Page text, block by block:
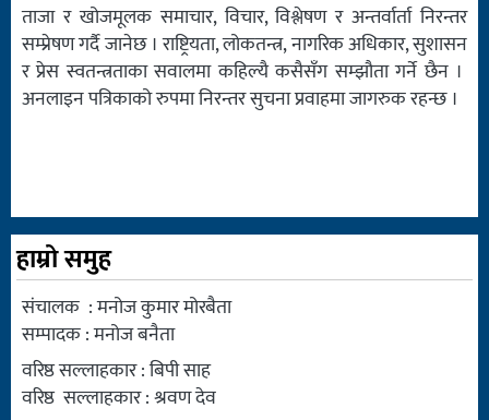
ताजा र खोजमूलक समाचार, विचार, विश्लेषण र अन्तर्वार्ता निरन्तर
सम्प्रेषण गर्दै जानेछ । राष्ट्रियता, लोकतन्त्र, नागरिक अधिकार, सुशासन
र प्रेस स्वतन्त्रताका सवालमा कहिल्यै कसैसँग सम्झौता गर्ने छैन ।
अनलाइन पत्रिकाको रुपमा निरन्तर सुचना प्रवाहमा जागरुक रहन्छ ।
हाम्रो समुह
संचालक : मनोज कुमार मोरबैता
सम्पादक : मनोज बनैता
वरिष्ठ सल्लाहकार : बिपी साह
वरिष्ठ सल्लाहकार : श्रवण देव